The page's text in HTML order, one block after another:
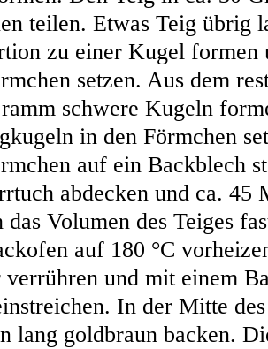
teilen. Etwas Teig übrig
zu einer Kugel formen
setzen. Aus dem
schwere Kugeln
in den Förmchen
auf ein Backblech
abdecken und ca. 45
das Volumen des Teiges
auf 180 °C
verrühren und mit einem
In der Mitte
lang goldbraun backen.